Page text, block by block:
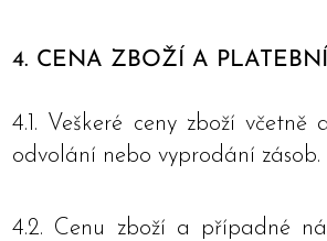
4. CENA ZBOŽÍ A
4.1. Veškeré ceny zboží
odvolání nebo vyprodání zásob.
4.2. Cenu zboží a případné